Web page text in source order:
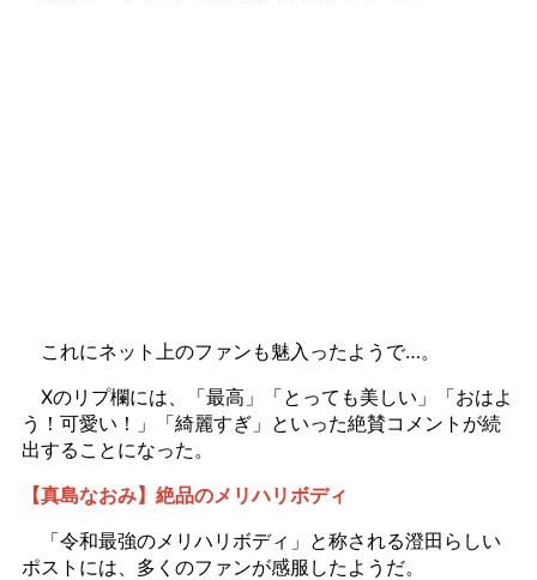
これにネット上のファンも魅入ったようで…。
Xのリプ欄には、「最高」「とっても美しい」「おはよ
う！可愛い！」「綺麗すぎ」といった絶賛コメントが続
出することになった。
【真島なおみ】絶品のメリハリボディ
「令和最強のメリハリボディ」と称される澄田らしい
ポストには、多くのファンが感服したようだ。